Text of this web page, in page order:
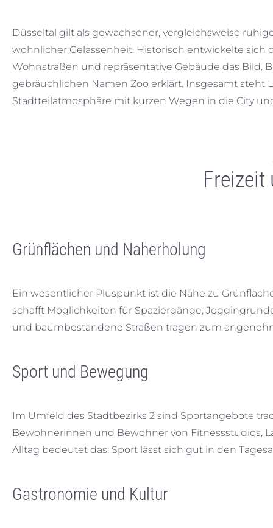
Düsseltal gilt als gewachsener, vergleichsweise
wohnlicher Gelassenheit. Historisch entwickelte
Wohnstraßen und repräsentative Gebäude das Bild.
gebräuchlichen Namen Zoo erklärt. Insgesamt steht
Stadtteilatmosphäre mit kurzen Wegen in die City
Freizeit
Grünflächen und Naherholung
Ein wesentlicher Pluspunkt ist die Nähe zu
schafft Möglichkeiten für Spaziergänge,
und baumbestandene Straßen tragen zum
Sport und Bewegung
Im Umfeld des Stadtbezirks 2 sind Sportangebote
Bewohnerinnen und Bewohner von Fitnessstudios,
Alltag bedeutet das: Sport lässt sich gut in den
Gastronomie und Kultur